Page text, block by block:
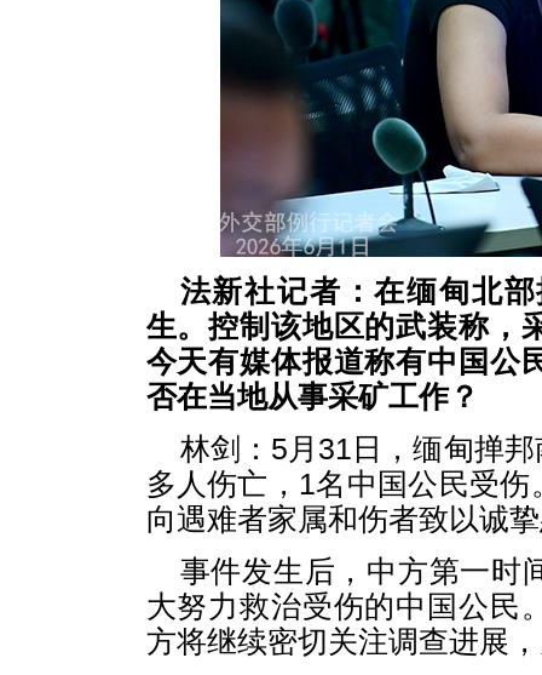
法新社记者：在缅甸北
生。控制该地区的武装称，
今天有媒体报道称有中国公
否在当地从事采矿工作？
林剑：5月31日，缅甸掸
多人伤亡，1名中国公民受
向遇难者家属和伤者致以诚
事件发生后，中方第一时
大努力救治受伤的中国公民
方将继续密切关注调查进展